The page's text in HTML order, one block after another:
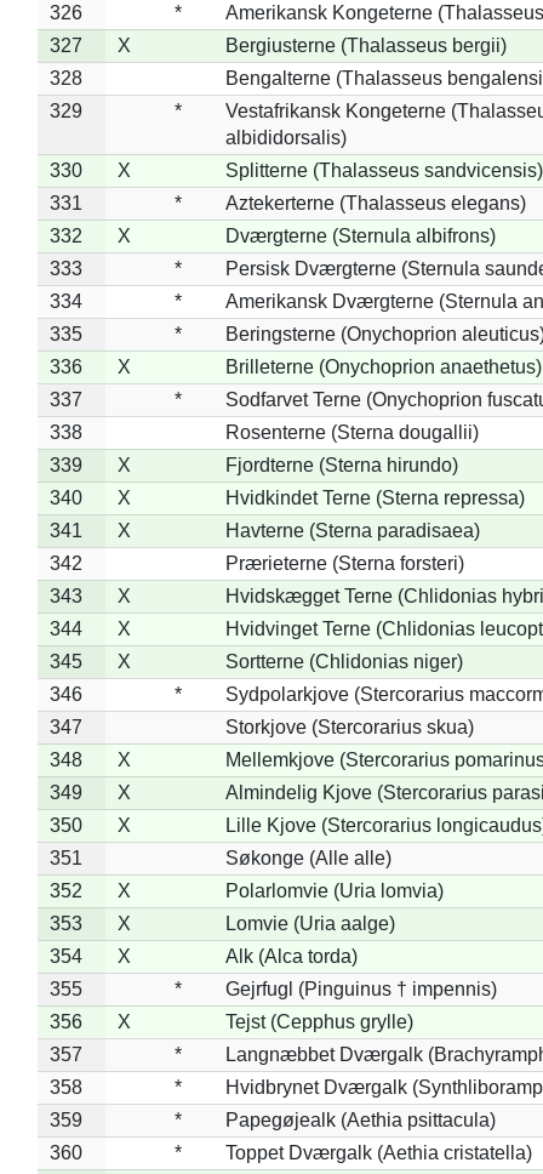
326
*
Amerikansk Kongeterne
327
X
Bergiusterne (Thalasseus bergii)
328
Bengalterne (Thalasseus
329
*
Vestafrikansk Kongeterne
albididorsalis)
330
X
Splitterne (Thalasseus sandvicensis)
331
*
Aztekerterne (Thalasseus elegans)
332
X
Dværgterne (Sternula albifrons)
333
*
Persisk Dværgterne (Sternula
334
*
Amerikansk Dværgterne (Sternula
335
*
Beringsterne (Onychoprion
336
X
Brilleterne (Onychoprion anaethetus)
337
*
Sodfarvet Terne (Onychoprion
338
Rosenterne (Sterna dougallii)
339
X
Fjordterne (Sterna hirundo)
340
X
Hvidkindet Terne (Sterna repressa)
341
X
Havterne (Sterna paradisaea)
342
Prærieterne (Sterna forsteri)
343
X
Hvidskægget Terne (Chlidonias
344
X
Hvidvinget Terne (Chlidonias
345
X
Sortterne (Chlidonias niger)
346
*
Sydpolarkjove (Stercorarius
347
Storkjove (Stercorarius skua)
348
X
Mellemkjove (Stercorarius
349
X
Almindelig Kjove (Stercorarius
350
X
Lille Kjove (Stercorarius
351
Søkonge (Alle alle)
352
X
Polarlomvie (Uria lomvia)
353
X
Lomvie (Uria aalge)
354
X
Alk (Alca torda)
355
*
Gejrfugl (Pinguinus † impennis)
356
X
Tejst (Cepphus grylle)
357
*
Langnæbbet Dværgalk
358
*
Hvidbrynet Dværgalk
359
*
Papegøjealk (Aethia psittacula)
360
* Toppet Dværgalk (Aethia cristatella)